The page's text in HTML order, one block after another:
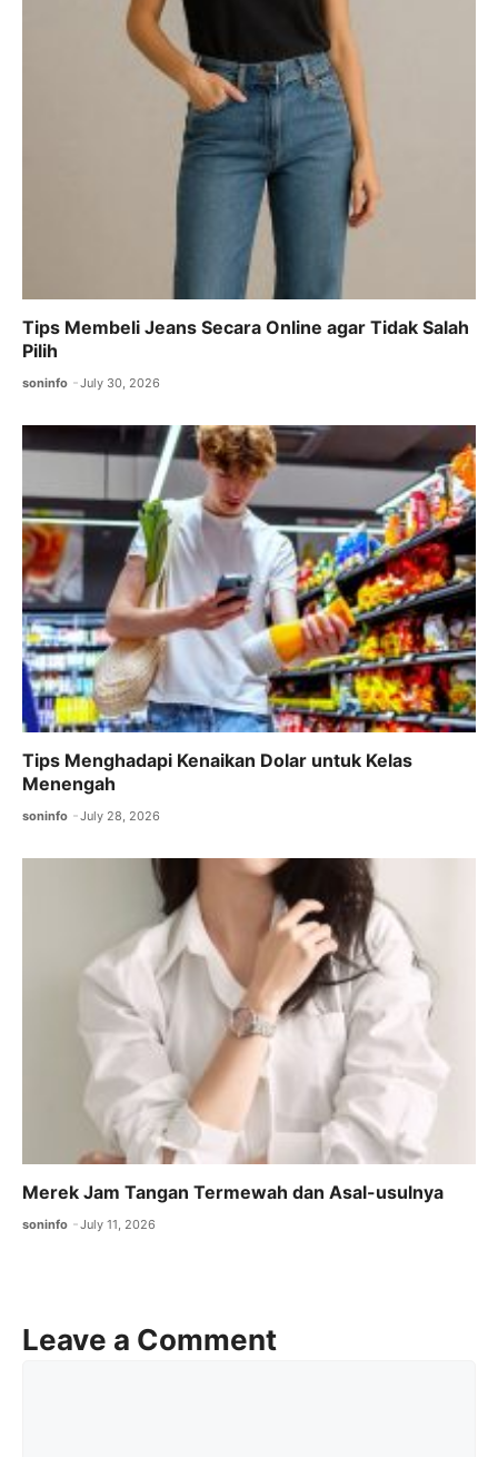
Tips Membeli Jeans Secara Online agar Tidak Salah
Pilih
soninfo July 30, 2026
Tips Menghadapi Kenaikan Dolar untuk Kelas
Menengah
soninfo July 28, 2026
Merek Jam Tangan Termewah dan Asal-usulnya
soninfo July 11, 2026
Leave a Comment